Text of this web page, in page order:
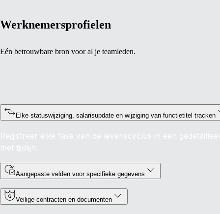
Werknemersprofielen
Eén betrouwbare bron voor al je teamleden.
Elke statuswijziging, salarisupdate en wijziging van functietitel tracken
Registreer elke fase van de levenscyclus in een
met tijdlijn.
Aangepaste velden voor specifieke gegevens
Veilige contracten en documenten